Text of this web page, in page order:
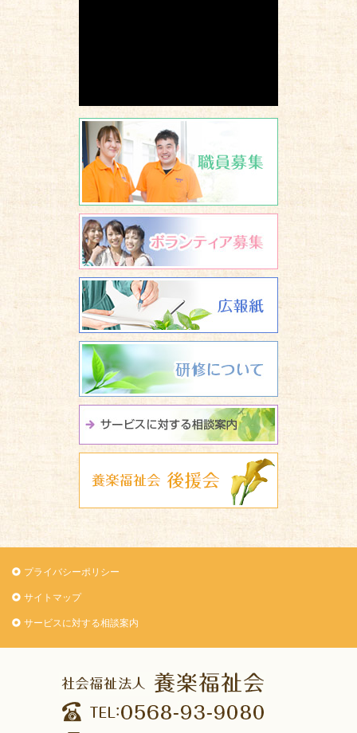
ボランティ
広報誌 養楽
研修について
サービスに
養楽福祉会
プライバシーポリシー
サイトマップ
サービスに対する相談案内